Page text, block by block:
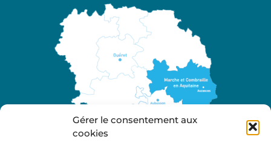
Gérer le consentement aux
cookies